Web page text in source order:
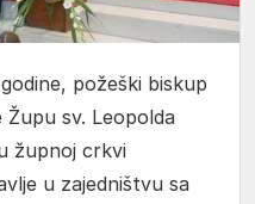
požeški biskup
Župu sv. Leopolda
župnoj crkvi
u zajedništvu sa